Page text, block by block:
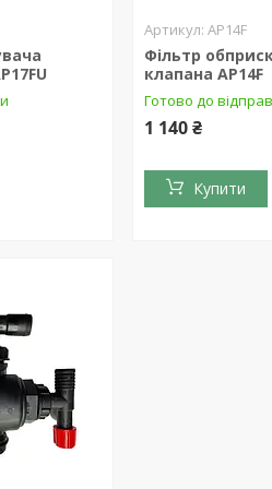
AP14F
Фільтр
клапана AP14F
Готово до
1 140 ₴
Купити